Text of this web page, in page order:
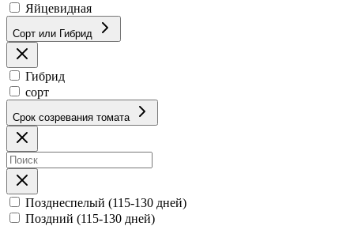
Яйцевидная
Сорт или Гибрид
Гибрид
сорт
Срок созревания томата
Позднеспелый (115-130 дней)
Поздний (115-130 дней)